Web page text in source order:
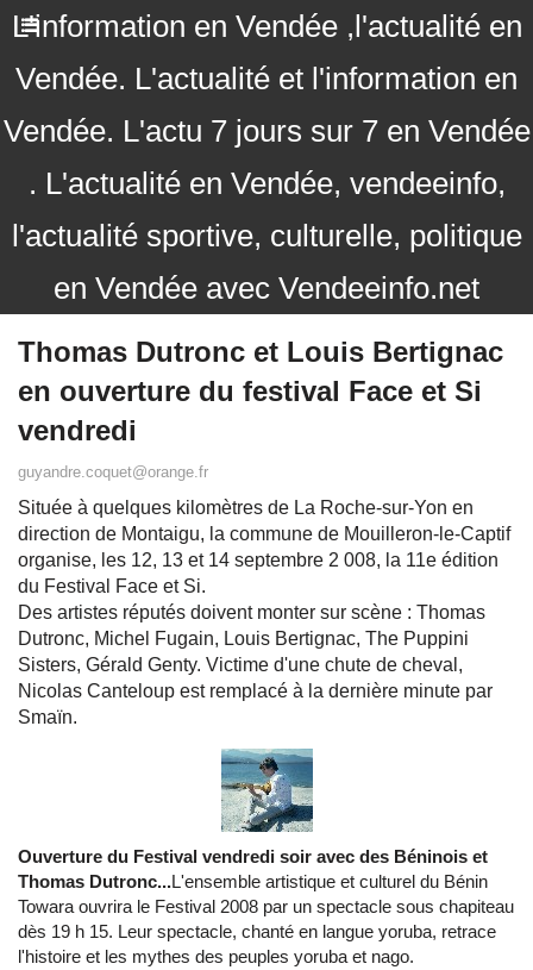
L'information en Vendée ,l'actualité en
Vendée. L'actualité et l'information en
Vendée. L'actu 7 jours sur 7 en Vendée
. L'actualité en Vendée, vendeeinfo,
l'actualité sportive, culturelle, politique
en Vendée avec Vendeeinfo.net
Thomas Dutronc et Louis Bertignac
en ouverture du festival Face et Si
vendredi
guyandre.coquet@orange.fr
Située à quelques kilomètres de La Roche-sur-Yon en
direction de Montaigu, la commune de Mouilleron-le-Captif
organise, les 12, 13 et 14 septembre 2 008, la 11e édition
du Festival Face et Si.
Des artistes réputés doivent monter sur scène : Thomas
Dutronc, Michel Fugain, Louis Bertignac, The Puppini
Sisters, Gérald Genty. Victime d'une chute de cheval,
Nicolas Canteloup est remplacé à la dernière minute par
Smaïn.
Ouverture du Festival vendredi soir avec des Béninois et
Thomas Dutronc...L'ensemble artistique et culturel du Bénin
Towara ouvrira le Festival 2008 par un spectacle sous chapiteau
dès 19 h 15. Leur spectacle, chanté en langue yoruba, retrace
l'histoire et les mythes des peuples yoruba et nago.